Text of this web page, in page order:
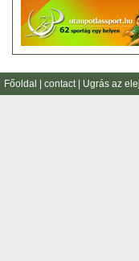
Főoldal | contact | Ugrás az